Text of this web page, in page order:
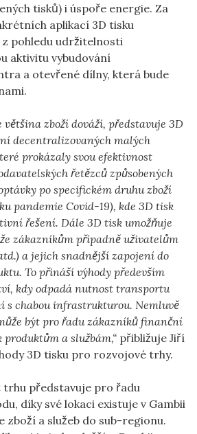
tisků) i úspoře energie. Za
aplikací 3D tisku
pohledu udržitelnosti
aktivitu vybudování
a otevřené dílny, která bude
většina zboží dováží, představuje 3D
decentralizovaných malých
prokázaly svou efektivnost
řetězců způsobených
po specifickém druhu zboží
pandemie Covid-19), kde 3D tisk
řešení. Dále 3D tisk umožňuje
zákazníkům případně uživatelům
a jejich snadnější zapojení do
To přináší výhody především
kdy odpadá nutnost transportu
s chabou infrastrukturou. Nemluvě
být pro řadu zákazníků finanční
a službám,“ přibližuje Jiří
3D tisku pro rozvojové trhy.
trhu představuje pro řadu
díky své lokaci existuje v Gambii
zboží a služeb do sub-regionu.